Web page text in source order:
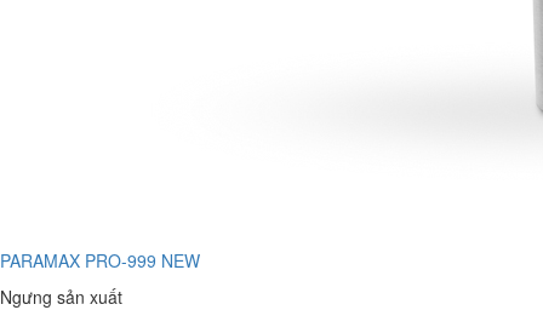
PARAMAX PRO-999 NEW
Ngưng sản xuất